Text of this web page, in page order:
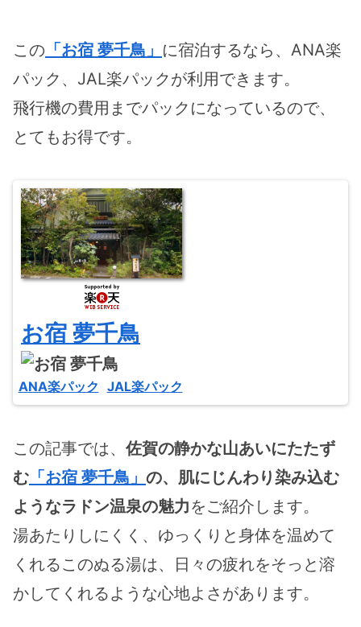
この 「お宿 夢千鳥」 に宿泊するなら、ANA楽
パック、JAL楽パックが利用できます。
飛行機の費用までパックになっているので、
とてもお得です。
お宿 夢千鳥
ANA楽パック JAL楽パック
この記事では、 佐賀の静かな山あいにたたず
む 「お宿 夢千鳥」 の、肌にじんわり染み込む
ようなラドン温泉の魅力をご紹介します。
湯あたりしにくく、ゆっくりと身体を温めて
くれるこのぬる湯は、日々の疲れをそっと溶
かしてくれるような心地よさがあります。